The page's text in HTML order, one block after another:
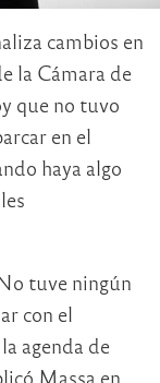
cambios en
la Cámara de
que no tuvo
en el
haya algo
tuve ningún
con el
agenda de
Massa en